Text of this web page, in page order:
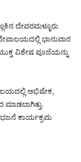
ದೇವರಮಳ್ಳೂರು
ಭಾನುವಾರ
ವಿಶೇಷ ಪೂಜೆಯನ್ನು
ಅಭಿಷೇಕ,
ಕಾರ್ಯಕ್ರಮ